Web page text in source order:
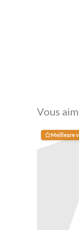
Vous
Meilleure